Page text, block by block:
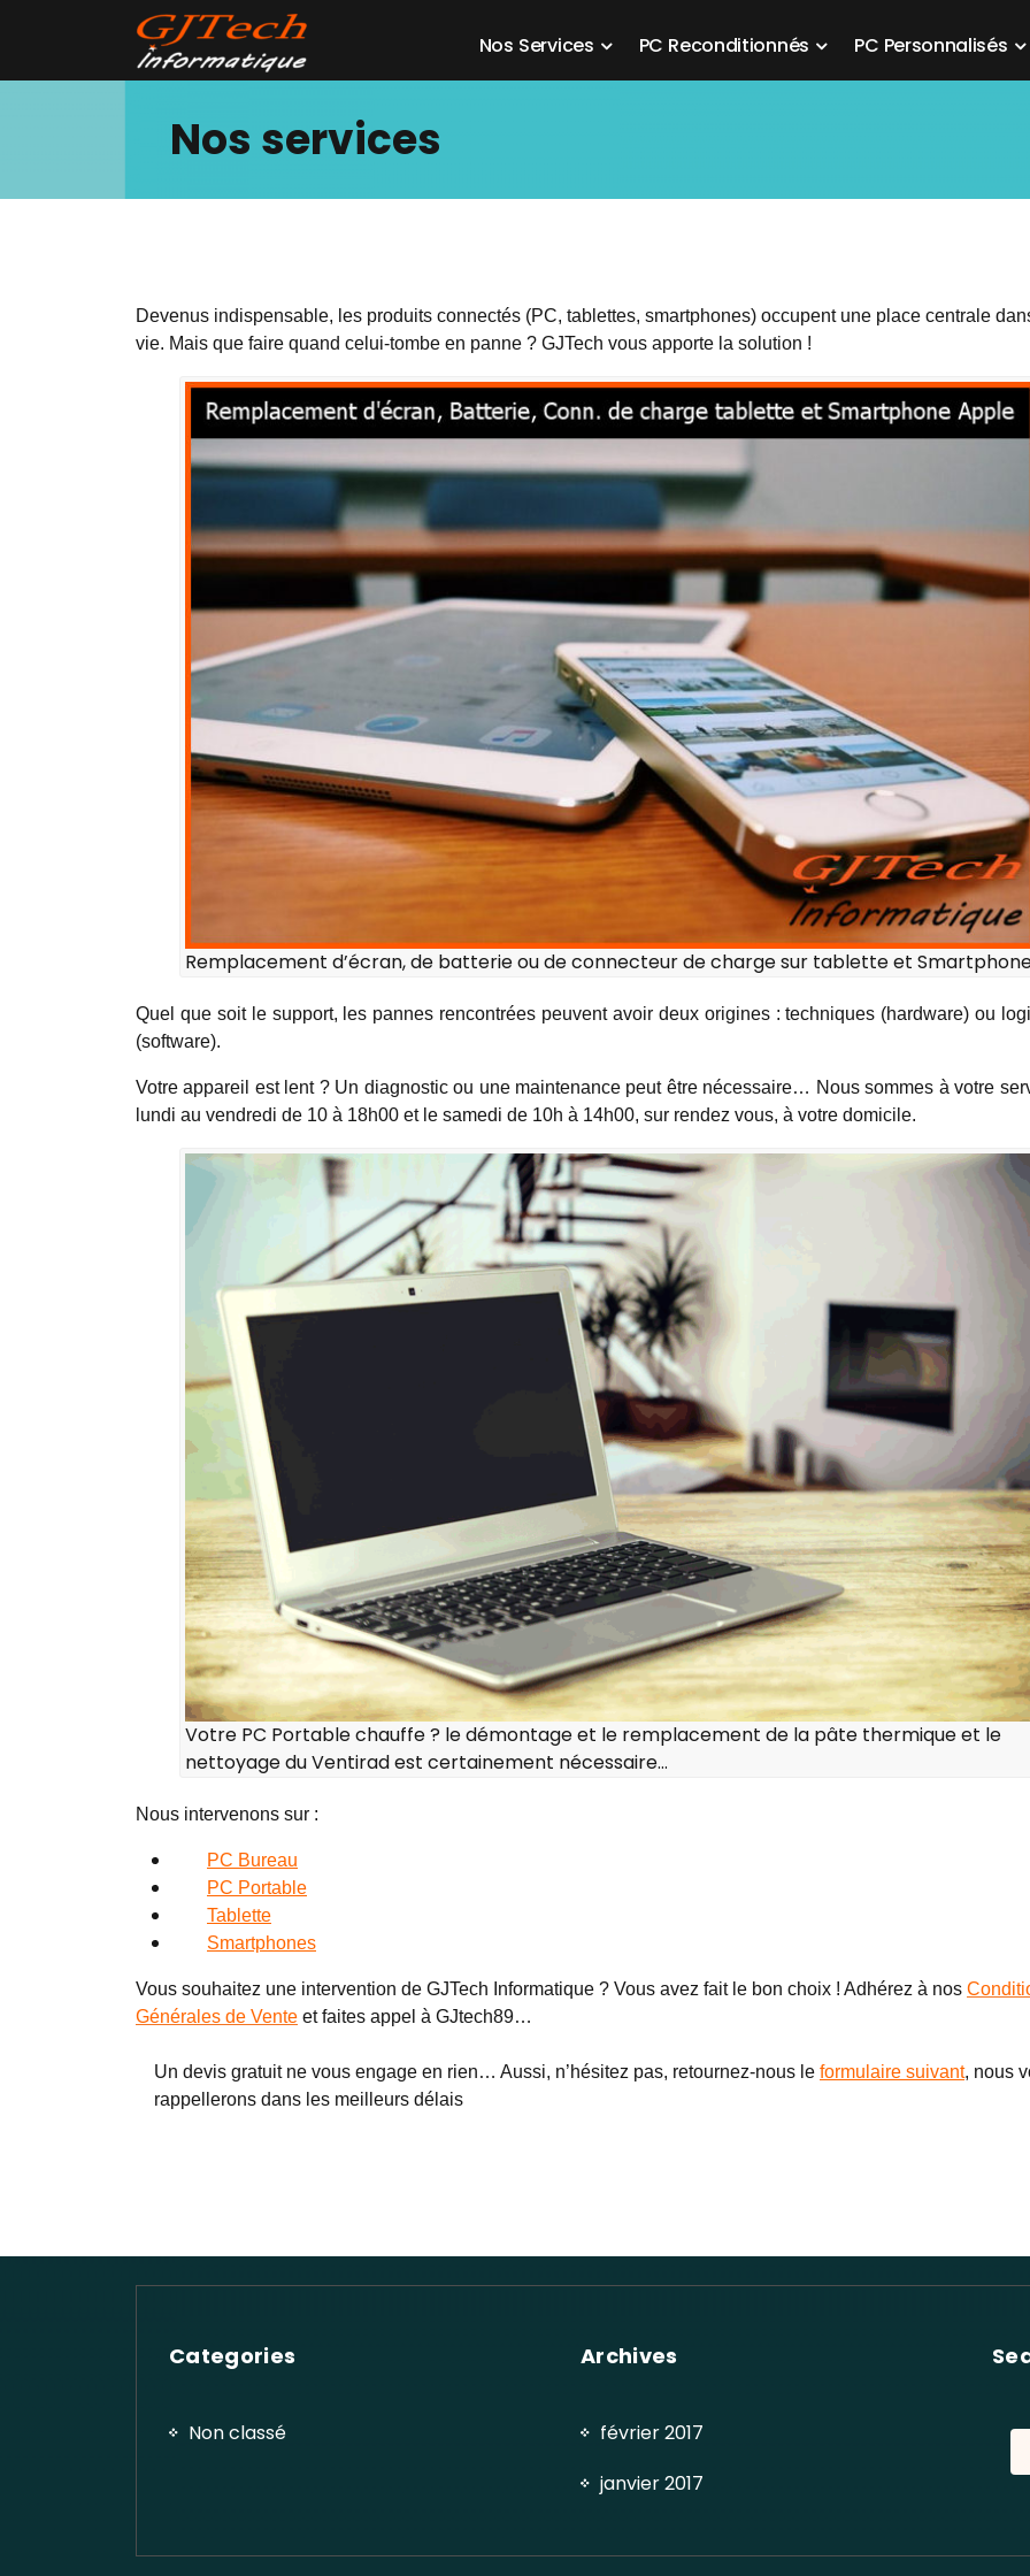
Nos Services PC Reconditionnés PC Personnalisés
Nos services
Devenus indispensable, les produits connectés (PC, tablettes, smartphones) occupent une place centrale
vie. Mais que faire quand celui-tombe en panne ? GJTech vous apporte la solution !
Remplacement d’écran, de batterie ou de connecteur de charge sur tablette et
Quel que soit le support, les pannes rencontrées peuvent avoir deux origines : techniques (hardware) ou
(software).
Votre appareil est lent ? Un diagnostic ou une maintenance peut être nécessaire… Nous sommes à votre
lundi au vendredi de 10 à 18h00 et le samedi de 10h à 14h00, sur rendez vous, à votre domicile.
Votre PC Portable chauffe ? le démontage et le remplacement de la pâte thermique et le
nettoyage du Ventirad est certainement nécessaire…
Nous intervenons sur :
PC Bureau
PC Portable
Tablette
Smartphones
Vous souhaitez une intervention de GJTech Informatique ? Vous avez fait le bon choix ! Adhérez à nos
Générales de Vente et faites appel à GJtech89…
Un devis gratuit ne vous engage en rien… Aussi, n’hésitez pas, retournez-nous le formulaire suivant, nous
rappellerons dans les meilleurs délais
Categories
Non classé
Archives
février 2017
janvier 2017